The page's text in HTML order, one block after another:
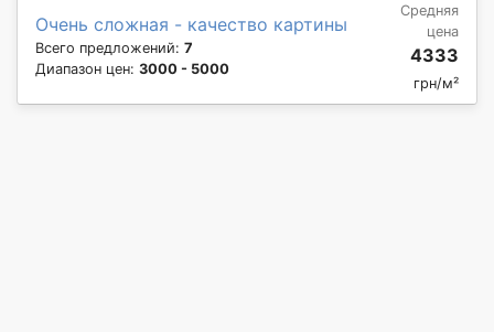
Очень сложная - качество картины
Всего предложений: 7
Диапазон цен: 3000 - 5000
Средняя
цена
4333
грн/м²